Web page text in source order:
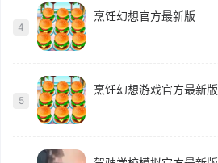
4
烹饪幻想官方最新版
5
烹饪幻想游戏官方最新版